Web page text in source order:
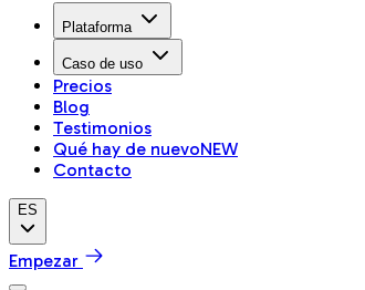
Plataforma
Caso de uso
Precios
Blog
Testimonios
Qué hay de nuevoNEW
Contacto
ES
Empezar